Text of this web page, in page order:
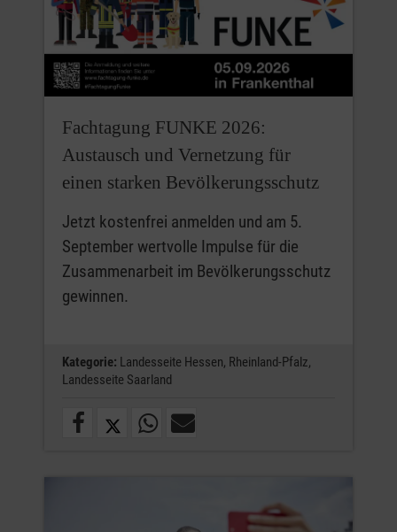
Fachtagung FUNKE 2026:
Austausch und Vernetzung für
einen starken Bevölkerungsschutz
Jetzt kostenfrei anmelden und am 5.
September wertvolle Impulse für die
Zusammenarbeit im Bevölkerungsschutz
gewinnen.
Kategorie: Landesseite Hessen, Rheinland-Pfalz,
Landesseite Saarland